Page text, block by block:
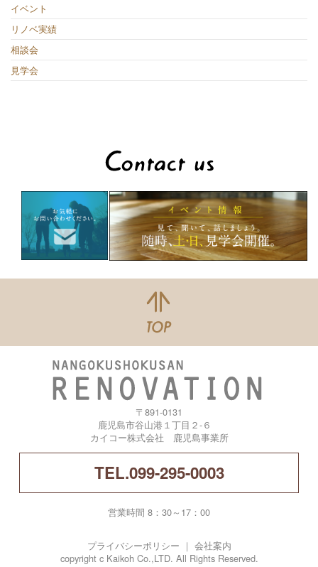
イベント
リノベ実績
相談会
見学会
〒891-0131
鹿児島市谷山港１丁目２-６
カイコー株式会社 鹿児島事業所
TEL.099-295-0003
営業時間 8：30～17：00
プライバシーポリシー ｜ 会社案内
copyright c Kaikoh Co.,LTD. All Rights Reserved.